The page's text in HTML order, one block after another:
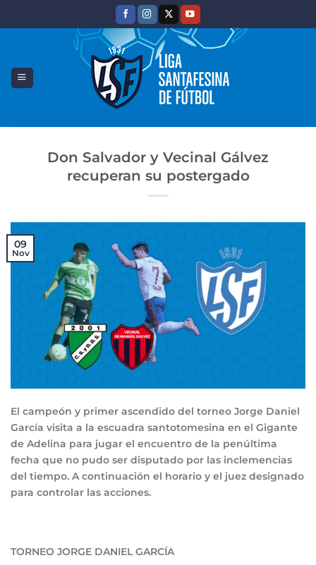
Don Salvador y Vecinal Gálvez
recuperan su postergado
09
Nov
El campeón y primer ascendido del torneo Jorge Daniel
García visita a la escuadra santotomesina en el Gigante
de Adelina para jugar el encuentro de la penúltima
fecha que no pudo ser disputado por las inclemencias
del tiempo. A continuación el horario y el juez designado
para controlar las acciones.
TORNEO JORGE DANIEL GARCÍA